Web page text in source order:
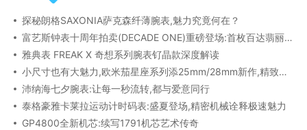
探秘朗格SAXONIA萨克森纤薄腕表,魅力究竟何在？
富艺斯钟表十周年拍卖(DECADE ONE)重磅登场:首枚百达翡丽1518精钢腕表领衔呈献
雅典表 FREAK X 奇想系列腕表钌晶款深度解读​
小尺寸也有大魅力,欧米茄星座系列添25mm/28mm新作,精致感拉满
沛纳海七夕腕表:让每一秒流转,都与爱意同行
泰格豪雅卡莱拉运动计时码表:盛夏登场,精密机械诠释极速魅力
GP4800全新机芯:续写1791机芯艺术传奇